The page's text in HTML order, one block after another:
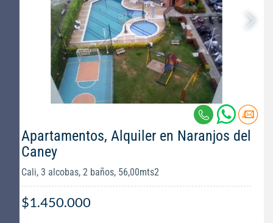
Apartamentos, Alquiler en Naranjos del
Caney
Cali, 3 alcobas, 2 baños, 56,00mts2
$1.450.000